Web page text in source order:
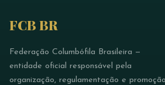
FCB BR
Federação Columbófila Brasileira —
entidade oficial responsável pela
organização, regulamentação e promoção